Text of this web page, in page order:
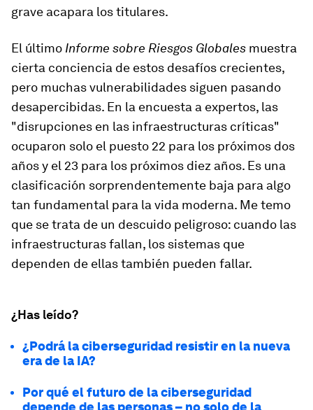
grave acapara los titulares.
El último Informe sobre Riesgos Globales muestra
cierta conciencia de estos desafíos crecientes,
pero muchas vulnerabilidades siguen pasando
desapercibidas. En la encuesta a expertos, las
"disrupciones en las infraestructuras críticas"
ocuparon solo el puesto 22 para los próximos dos
años y el 23 para los próximos diez años. Es una
clasificación sorprendentemente baja para algo
tan fundamental para la vida moderna. Me temo
que se trata de un descuido peligroso: cuando las
infraestructuras fallan, los sistemas que
dependen de ellas también pueden fallar.
¿Has leído?
¿Podrá la ciberseguridad resistir en la nueva
era de la IA?
Por qué el futuro de la ciberseguridad
depende de las personas – no solo de la